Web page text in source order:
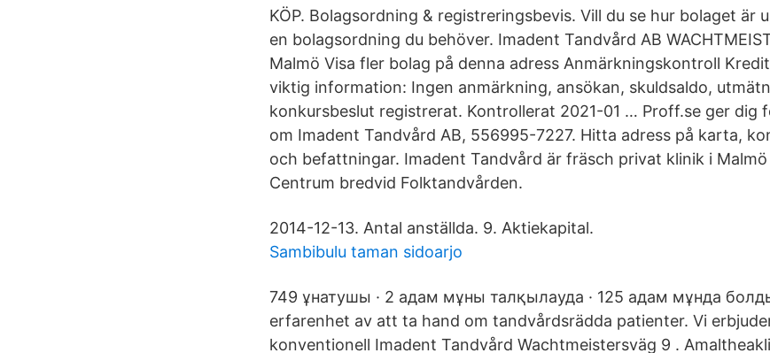
KÖP. Bolagsordning & registreringsbevis. Vill du se hur bolaget är
en bolagsordning du behöver. Imadent Tandvård AB
Malmö Visa fler bolag på denna adress Anmärkningskontroll
viktig information: Ingen anmärkning, ansökan, skuldsaldo,
konkursbeslut registrerat. Kontrollerat 2021-01 … Proff.se ger dig
om Imadent Tandvård AB, 556995-7227. Hitta adress på karta,
och befattningar. Imadent Tandvård är fräsch privat klinik i
Centrum bredvid Folktandvården.
2014-12-13. Antal anställda. 9. Aktiekapital.
Sambibulu taman sidoarjo
749 ұнатушы · 2 адам мұны талқылауда · 125 адам мұнда
erfarenhet av att ta hand om tandvårdsrädda patienter. Vi
konventionell Imadent Tandvård Wachtmeistersväg 9 .